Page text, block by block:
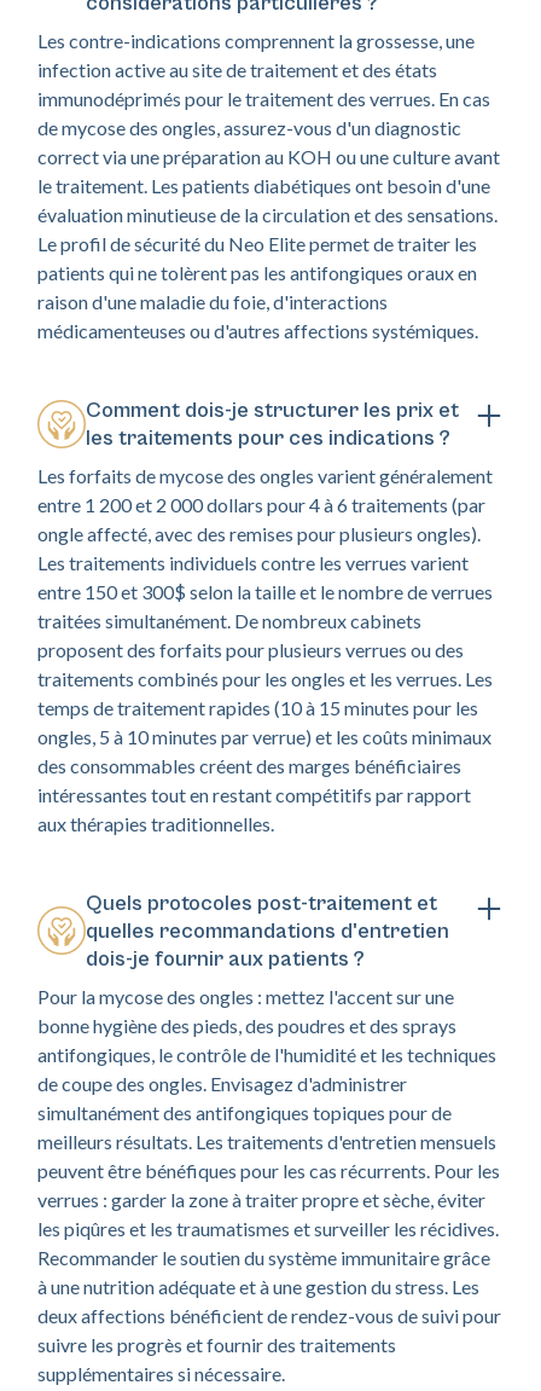
Les contre-indications comprennent la grossesse, une
infection active au site de traitement et des états
immunodéprimés pour le traitement des verrues. En cas
de mycose des ongles, assurez-vous d'un diagnostic
correct via une préparation au KOH ou une culture avant
le traitement. Les patients diabétiques ont besoin d'une
évaluation minutieuse de la circulation et des sensations.
Le profil de sécurité du Neo Elite permet de traiter les
patients qui ne tolèrent pas les antifongiques oraux en
raison d'une maladie du foie, d'interactions
médicamenteuses ou d'autres affections systémiques.
Comment dois-je structurer les prix et
les traitements pour ces indications ?
Les forfaits de mycose des ongles varient généralement
entre 1 200 et 2 000 dollars pour 4 à 6 traitements (par
ongle affecté, avec des remises pour plusieurs ongles).
Les traitements individuels contre les verrues varient
entre 150 et 300$ selon la taille et le nombre de verrues
traitées simultanément. De nombreux cabinets
proposent des forfaits pour plusieurs verrues ou des
traitements combinés pour les ongles et les verrues. Les
temps de traitement rapides (10 à 15 minutes pour les
ongles, 5 à 10 minutes par verrue) et les coûts minimaux
des consommables créent des marges bénéficiaires
intéressantes tout en restant compétitifs par rapport
aux thérapies traditionnelles.
Quels protocoles post-traitement et
quelles recommandations d'entretien
dois-je fournir aux patients ?
Pour la mycose des ongles : mettez l'accent sur une
bonne hygiène des pieds, des poudres et des sprays
antifongiques, le contrôle de l'humidité et les techniques
de coupe des ongles. Envisagez d'administrer
simultanément des antifongiques topiques pour de
meilleurs résultats. Les traitements d'entretien mensuels
peuvent être bénéfiques pour les cas récurrents. Pour les
verrues : garder la zone à traiter propre et sèche, éviter
les piqûres et les traumatismes et surveiller les récidives.
Recommander le soutien du système immunitaire grâce
à une nutrition adéquate et à une gestion du stress. Les
deux affections bénéficient de rendez-vous de suivi pour
suivre les progrès et fournir des traitements
supplémentaires si nécessaire.